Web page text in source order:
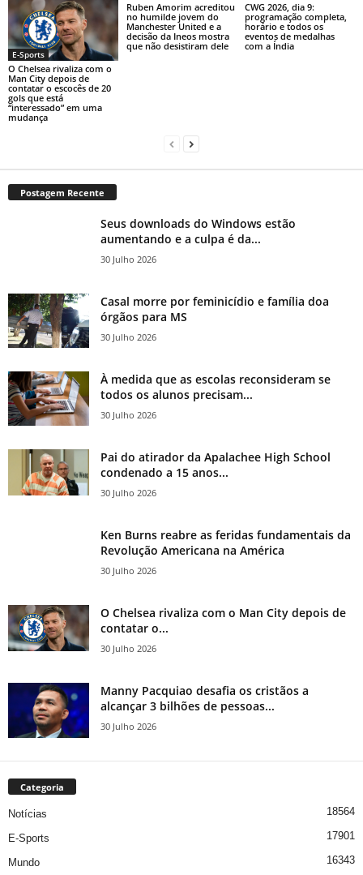
E-Sports
O Chelsea rivaliza com o
Man City depois de
contatar o escocês de 20
gols que está
“interessado” em uma
mudança
Ruben Amorim acreditou
no humilde jovem do
Manchester United e a
decisão da Ineos mostra
que não desistiram dele
CWG 2026, dia 9:
programação completa,
horário e todos os
eventos de medalhas
com a Índia
Postagem Recente
Seus downloads do Windows estão
aumentando e a culpa é da...
30 Julho 2026
Casal morre por feminicídio e família doa
órgãos para MS
30 Julho 2026
À medida que as escolas reconsideram se
todos os alunos precisam...
30 Julho 2026
Pai do atirador da Apalachee High School
condenado a 15 anos...
30 Julho 2026
Ken Burns reabre as feridas fundamentais da
Revolução Americana na América
30 Julho 2026
O Chelsea rivaliza com o Man City depois de
contatar o...
30 Julho 2026
Manny Pacquiao desafia os cristãos a
alcançar 3 bilhões de pessoas...
30 Julho 2026
Categoria
Notícias 18564
E-Sports 17901
Mundo 16343